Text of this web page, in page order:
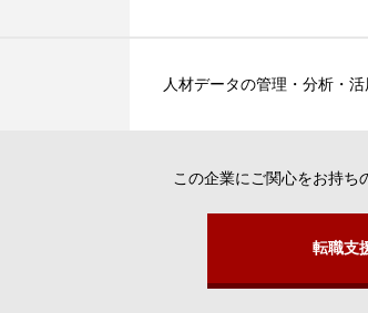
人材データの管理・分析・
この企業にご関心をお持ち
転職支